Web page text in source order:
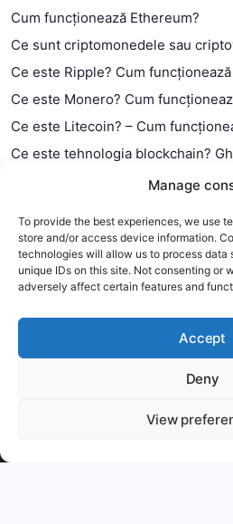
Manage
To provide the best experiences, we use
store and/or access device information.
technologies will allow us to process data
unique IDs on this site. Not consenting or
adversely affect certain features and
Accept
Deny
View
Cum funcționează Ethereum?
Ce sunt criptomonedele sau
Ce este Ripple? Cum
Ce este Monero? Cum
Ce este Litecoin? – Cum
Ce este tehnologia blockchain?
Ce este contractul smart?
This website uses cookies to